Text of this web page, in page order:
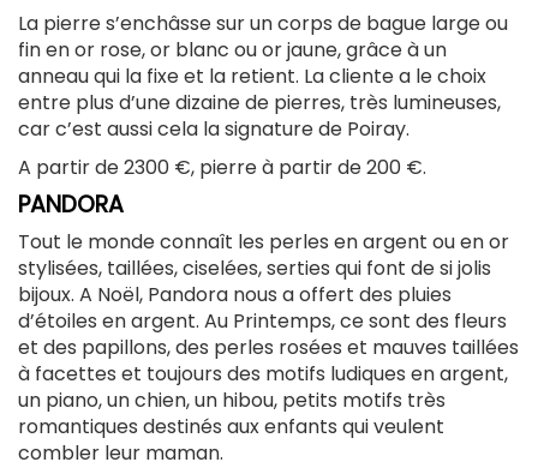
La pierre s’enchâsse sur un corps de bague large ou
fin en or rose, or blanc ou or jaune, grâce à un
anneau qui la fixe et la retient. La cliente a le choix
entre plus d’une dizaine de pierres, très lumineuses,
car c’est aussi cela la signature de Poiray.
A partir de 2300 €, pierre à partir de 200 €.
PANDORA
Tout le monde connaît les perles en argent ou en or
stylisées, taillées, ciselées, serties qui font de si jolis
bijoux. A Noël, Pandora nous a offert des pluies
d’étoiles en argent. Au Printemps, ce sont des fleurs
et des papillons, des perles rosées et mauves taillées
à facettes et toujours des motifs ludiques en argent,
un piano, un chien, un hibou, petits motifs très
romantiques destinés aux enfants qui veulent
combler leur maman.